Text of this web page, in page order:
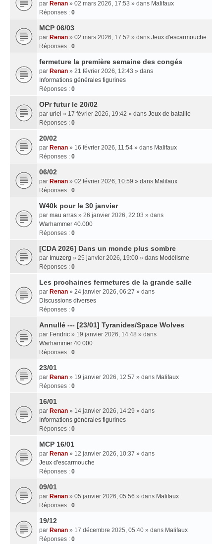
par Renan » 02 mars 2026, 17:53 » dans Malifaux
Réponses : 0
MCP 06/03
par Renan » 02 mars 2026, 17:52 » dans Jeux d'escarmouche
Réponses : 0
fermeture la première semaine des congés
par Renan » 21 février 2026, 12:43 » dans
Informations générales figurines
Réponses : 0
OPr futur le 20/02
par uriel » 17 février 2026, 19:42 » dans Jeux de bataille
Réponses : 0
20/02
par Renan » 16 février 2026, 11:54 » dans Malifaux
Réponses : 0
06/02
par Renan » 02 février 2026, 10:59 » dans Malifaux
Réponses : 0
W40k pour le 30 janvier
par mau arras » 26 janvier 2026, 22:03 » dans
Warhammer 40.000
Réponses : 0
[CDA 2026] Dans un monde plus sombre
par Imuzerg » 25 janvier 2026, 19:00 » dans Modélisme
Réponses : 0
Les prochaines fermetures de la grande salle
par Renan » 24 janvier 2026, 06:27 » dans
Discussions diverses
Réponses : 0
Annullé --- [23/01] Tyranides/Space Wolves
par Fendric » 19 janvier 2026, 14:48 » dans
Warhammer 40.000
Réponses : 0
23/01
par Renan » 19 janvier 2026, 12:57 » dans Malifaux
Réponses : 0
16/01
par Renan » 14 janvier 2026, 14:29 » dans
Informations générales figurines
Réponses : 0
MCP 16/01
par Renan » 12 janvier 2026, 10:37 » dans
Jeux d'escarmouche
Réponses : 0
09/01
par Renan » 05 janvier 2026, 05:56 » dans Malifaux
Réponses : 0
19/12
par Renan » 17 décembre 2025, 05:40 » dans Malifaux
Réponses : 0